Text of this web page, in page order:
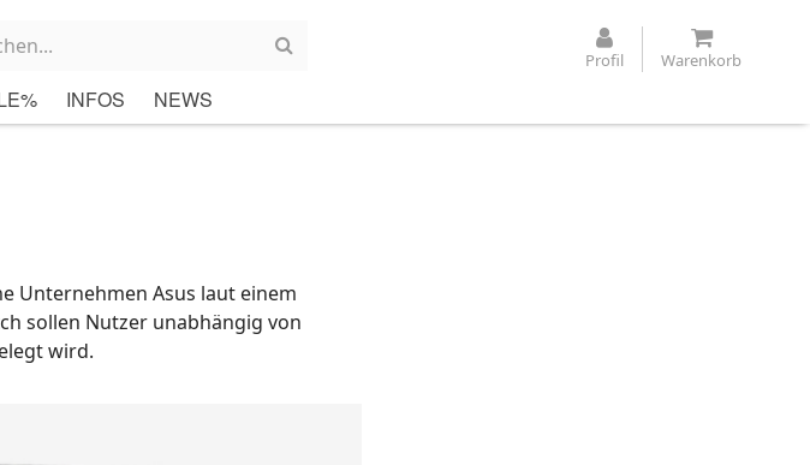
Profil Warenkorb
INFOS NEWS
Unternehmen Asus laut einem
sollen Nutzer unabhängig von
wird.